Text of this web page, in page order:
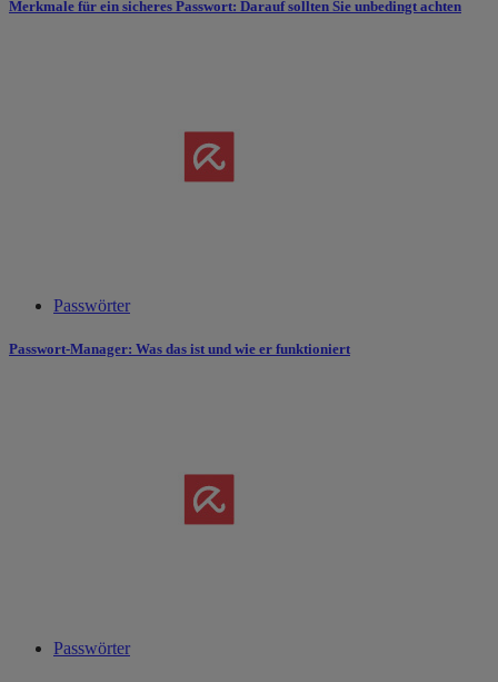
Merkmale für ein sicheres Passwort: Darauf sollten Sie unbedingt achten
Passwörter
Passwort-Manager: Was das ist und wie er funktioniert
Passwörter